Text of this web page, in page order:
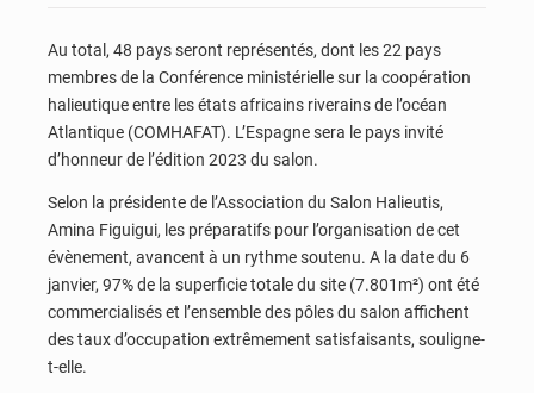
Au total, 48 pays seront représentés, dont les 22 pays
membres de la Conférence ministérielle sur la coopération
halieutique entre les états africains riverains de l’océan
Atlantique (COMHAFAT). L’Espagne sera le pays invité
d’honneur de l’édition 2023 du salon.
Selon la présidente de l’Association du Salon Halieutis,
Amina Figuigui, les préparatifs pour l’organisation de cet
évènement, avancent à un rythme soutenu. A la date du 6
janvier, 97% de la superficie totale du site (7.801m²) ont été
commercialisés et l’ensemble des pôles du salon affichent
des taux d’occupation extrêmement satisfaisants, souligne-
t-elle.